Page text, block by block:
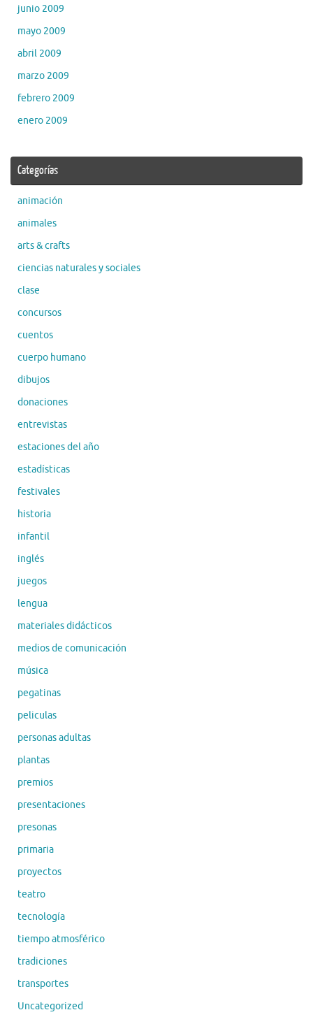
junio 2009
mayo 2009
abril 2009
marzo 2009
febrero 2009
enero 2009
Categorías
animación
animales
arts & crafts
ciencias naturales y sociales
clase
concursos
cuentos
cuerpo humano
dibujos
donaciones
entrevistas
estaciones del año
estadísticas
festivales
historia
infantil
inglés
juegos
lengua
materiales didácticos
medios de comunicación
música
pegatinas
peliculas
personas adultas
plantas
premios
presentaciones
presonas
primaria
proyectos
teatro
tecnología
tiempo atmosférico
tradiciones
transportes
Uncategorized